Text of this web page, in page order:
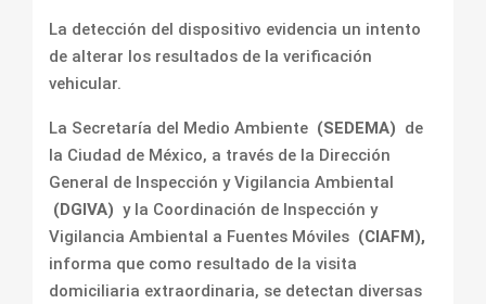
La detección del dispositivo evidencia un intento
de alterar los resultados de la verificación
vehicular.
La Secretaría del Medio Ambiente (SEDEMA) de
la Ciudad de México, a través de la Dirección
General de Inspección y Vigilancia Ambiental
(DGIVA) y la Coordinación de Inspección y
Vigilancia Ambiental a Fuentes Móviles (CIAFM),
informa que como resultado de la visita
domiciliaria extraordinaria, se detectan diversas